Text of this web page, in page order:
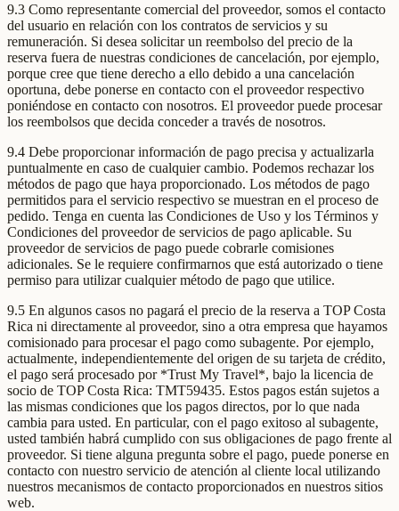
9.3 Como representante comercial del proveedor, somos el contacto
del usuario en relación con los contratos de servicios y su
remuneración. Si desea solicitar un reembolso del precio de la
reserva fuera de nuestras condiciones de cancelación, por ejemplo,
porque cree que tiene derecho a ello debido a una cancelación
oportuna, debe ponerse en contacto con el proveedor respectivo
poniéndose en contacto con nosotros. El proveedor puede procesar
los reembolsos que decida conceder a través de nosotros.
9.4 Debe proporcionar información de pago precisa y actualizarla
puntualmente en caso de cualquier cambio. Podemos rechazar los
métodos de pago que haya proporcionado. Los métodos de pago
permitidos para el servicio respectivo se muestran en el proceso de
pedido. Tenga en cuenta las Condiciones de Uso y los Términos y
Condiciones del proveedor de servicios de pago aplicable. Su
proveedor de servicios de pago puede cobrarle comisiones
adicionales. Se le requiere confirmarnos que está autorizado o tiene
permiso para utilizar cualquier método de pago que utilice.
9.5 En algunos casos no pagará el precio de la reserva a TOP Costa
Rica ni directamente al proveedor, sino a otra empresa que hayamos
comisionado para procesar el pago como subagente. Por ejemplo,
actualmente, independientemente del origen de su tarjeta de crédito,
el pago será procesado por *Trust My Travel*, bajo la licencia de
socio de TOP Costa Rica: TMT59435. Estos pagos están sujetos a
las mismas condiciones que los pagos directos, por lo que nada
cambia para usted. En particular, con el pago exitoso al subagente,
usted también habrá cumplido con sus obligaciones de pago frente al
proveedor. Si tiene alguna pregunta sobre el pago, puede ponerse en
contacto con nuestro servicio de atención al cliente local utilizando
nuestros mecanismos de contacto proporcionados en nuestros sitios
web.